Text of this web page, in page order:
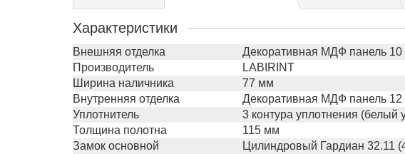
Характеристики
Внешняя отделка
Декоративная МДФ панель
Производитель
LABIRINT
Ширина наличника
77 мм
Внутренняя отделка
Декоративная МДФ панель 12
Уплотнитель
3 контура уплотнения (белый
Толщина полотна
115 мм
Замок основной
Цилиндровый Гардиан 32.11